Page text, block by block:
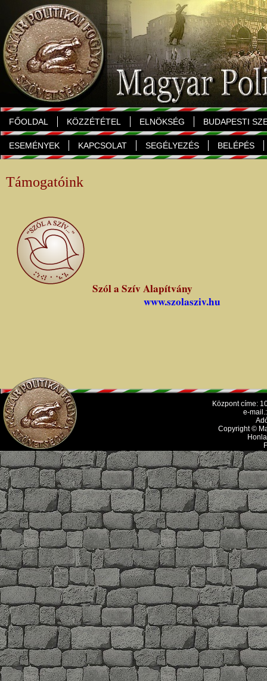
FŐOLDAL KÖZZÉTÉTEL ELNÖKSÉG BUDAPESTI
ESEMÉNYEK KAPCSOLAT SEGÉLYEZÉS BELÉPÉS
Támogatóink
Szól a Szív Alapítvány
www.szolasziv.hu
Központ címe:
e-
Copyright ©